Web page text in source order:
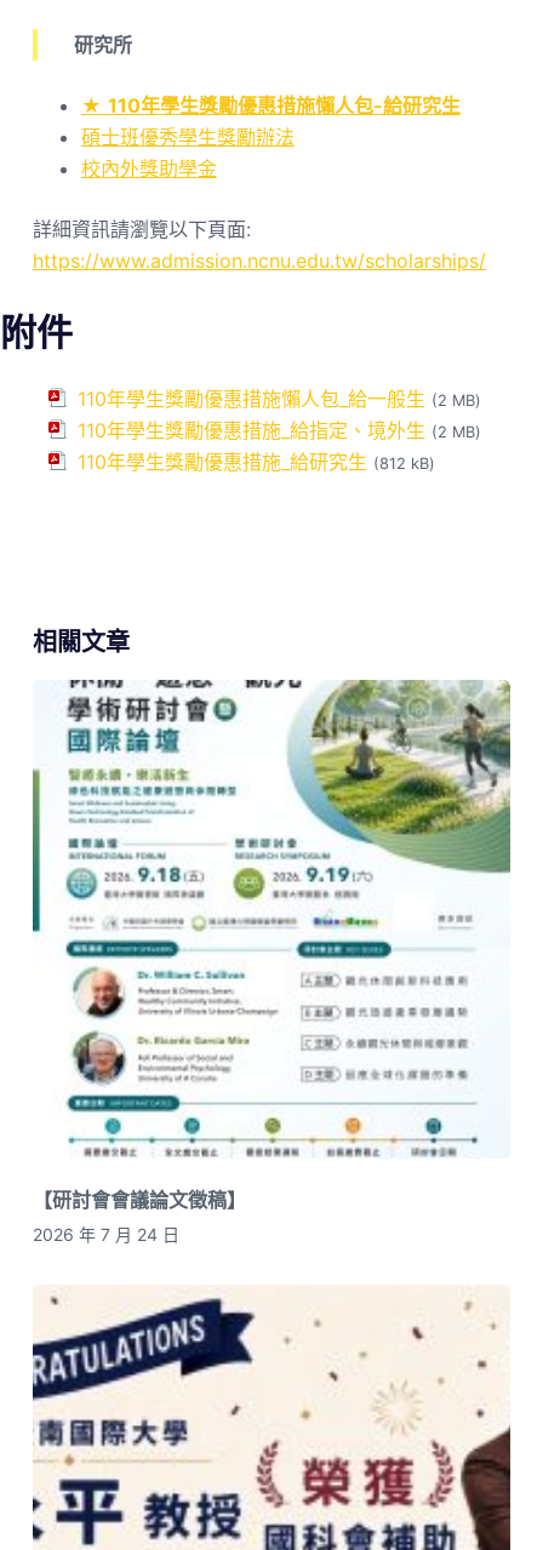
研究所
★ 110年學生獎勵優惠措施懶人包-給研究生
碩士班優秀學生獎勵辦法
校內外獎助學金
詳細資訊請瀏覽以下頁面:
https://www.admission.ncnu.edu.tw/scholarships/
附件
110年學生獎勵優惠措施懶人包_給一般生 (2 MB)
110年學生獎勵優惠措施_給指定、境外生 (2 MB)
110年學生獎勵優惠措施_給研究生 (812 kB)
相關文章
【研討會會議論文徵稿】
2026 年 7 月 24 日